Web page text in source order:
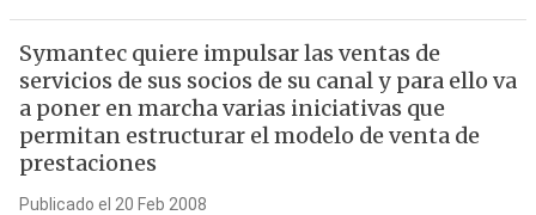
Symantec quiere impulsar las ventas de
servicios de sus socios de su canal y para ello va
a poner en marcha varias iniciativas que
permitan estructurar el modelo de venta de
prestaciones
Publicado el 20 Feb 2008